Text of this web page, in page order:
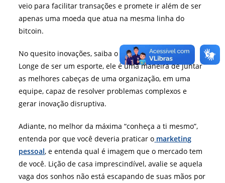
veio para facilitar transações e promete ir além de ser
apenas uma moeda que atua na mesma linha do
bitcoin.
No quesito inovações, saiba o que é cross functional
Longe de ser um esporte, ele é uma maneira de juntar
as melhores cabeças de uma organização, em uma
equipe, capaz de resolver problemas complexos e
gerar inovação disruptiva.
Adiante, no melhor da máxima “conheça a ti mesmo”,
entenda por que você deveria praticar o marketing
pessoal, e entenda qual é imagem que o mercado tem
de você. Lição de casa imprescindível, avalie se aquela
vaga dos sonhos não está escapando de suas mãos por